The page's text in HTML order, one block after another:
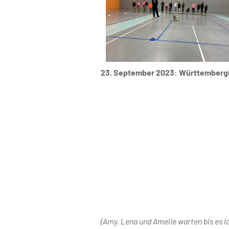
23. September 2023:
(Amy, Lena und Amelie warten bis es